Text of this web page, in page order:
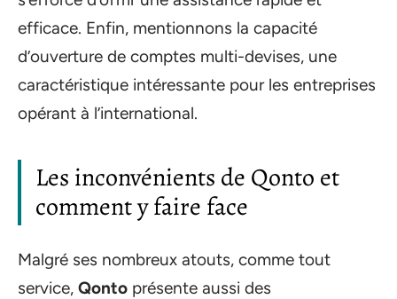
efficace. Enfin, mentionnons la capacité
d’ouverture de comptes multi-devises, une
caractéristique intéressante pour les entreprises
opérant à l’international.
Les inconvénients de Qonto et
comment y faire face
Malgré ses nombreux atouts, comme tout
service, Qonto présente aussi des